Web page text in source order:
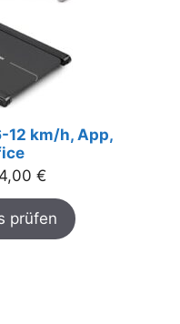
12 km/h, App,
€
€Aktueller
Preis
ist:
254,00 €.
prüfen